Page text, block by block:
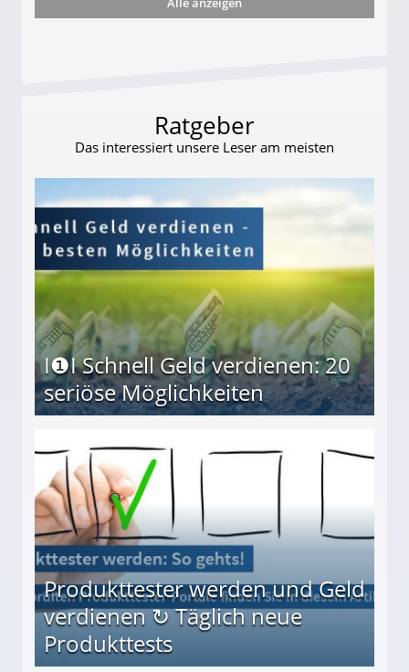
darf Geld behalten!
Ratgeber
Das interessiert unsere Leser am meisten
I❶I Schnell Geld verdienen: 20
seriöse Möglichkeiten
Produkttester werden und Geld
verdienen ↻ Täglich neue
Produkttests